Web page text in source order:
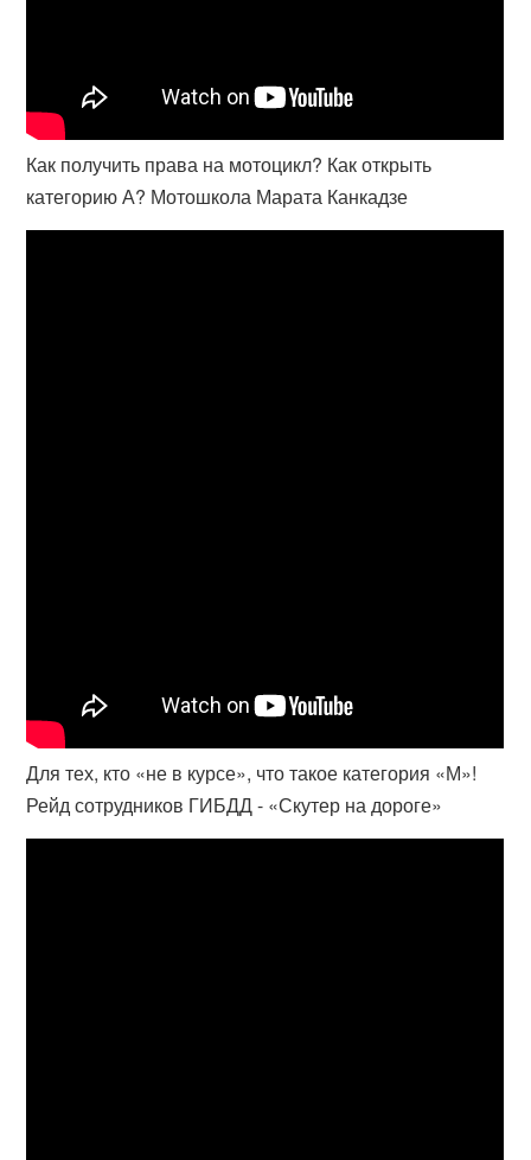
Как получить права на мотоцикл? Как открыть
категорию А? Мотошкола Марата Канкадзе
Для тех, кто «не в курсе», что такое категория «М»!
Рейд сотрудников ГИБДД - «Скутер на дороге»